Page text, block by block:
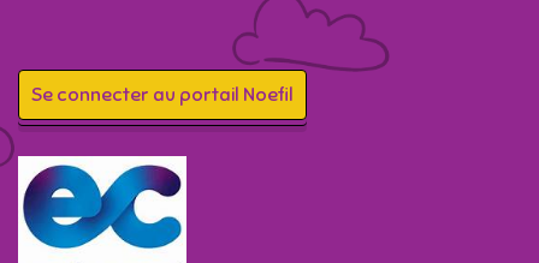
Se connecter au portail Noefil